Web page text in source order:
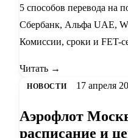
5 способов перевода на
Сбербанк, Альфа UAE,
Комиссии, сроки и FET-
Читать →
НОВОСТИ 17 апреля
Аэрофлот
расписание и